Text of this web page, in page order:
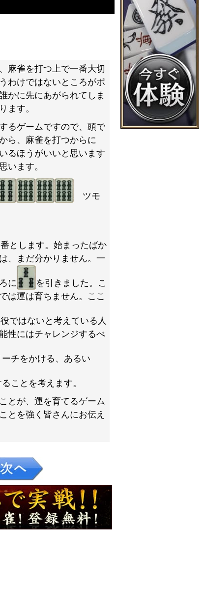
麻雀を打つ上で一番大切
わけではないところがポ
かに先にあがられてしま
ます。
るゲームですので、頭で
ら、麻雀を打つからに
るほうがいいと思います
います。
ツモ
とします。始まったばか
、まだ分かりません。一
に
を引きました。こ
は運は育ちません。ここ
ではないと考えている人
性にはチャレンジするべ
チをかける、あるい
ことを考えます。
とが、運を育てるゲーム
とを強く皆さんにお伝え